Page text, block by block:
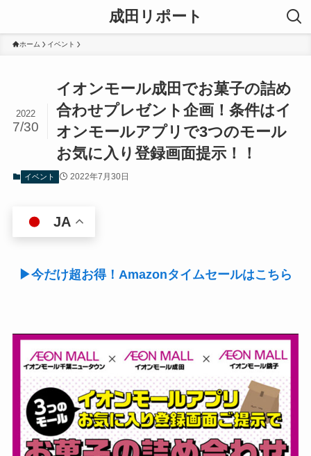
成田リポート
ホーム イベント
イオンモール成田でお菓子の詰め
合わせプレゼント企画！条件はイ
オンモールアプリで3つのモール
お気に入り登録画面提示！！
2022
7/30
イベント 2022年7月30日
JA
▶今だけ超お得！Amazonタイムセールはこちら